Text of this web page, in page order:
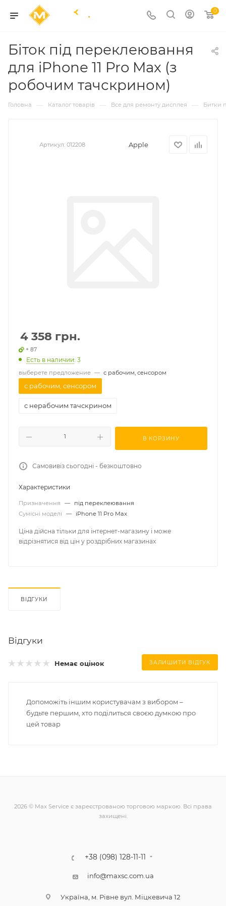
0
Біток під переклеювання
для iPhone 11 Pro Max (з
робочим тачскрином)
Головна — Каталог товарів — Все для ремонту дисплея — Битки
Артикул: 012208 Apple
4 358 грн.
+ 87
Есть в наличии: 3
выберете предложение — с рабочим, сенсором
с рабочим, сенсором
с нерабочим тачскрином
В КОРЗИНУ
Самовивіз сьогодні - безкоштовно
Характеристики
Призначення —
під переклеювання
Сумісні моделі
— iPhone 11 Pro Max
Ціна дійсна тільки для інтернет-магазину і може
відрізнятися від цін у роздрібних магазинах
ВІДГУКИ
Відгуки
Немає оцінок ЗАЛИШИТИ ВІДГУК
Допоможіть іншим користувачам з вибором –
будьте першим, хто поділиться своєю думкою про
цей товар
2026 © Max Service є зареєстрованою торговою маркою. Всі права
захищені.
+38 (098) 128-11-11
info@maxsc.com.ua
Українa, м. Рівне вул. Міцкевича 12